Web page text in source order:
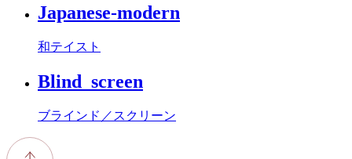
Japanese-modern
和テイスト
Blind_screen
ブラインド／スクリーン